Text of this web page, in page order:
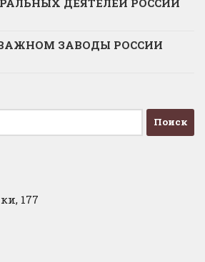
ЗАВОДЫ РОССИИ
177